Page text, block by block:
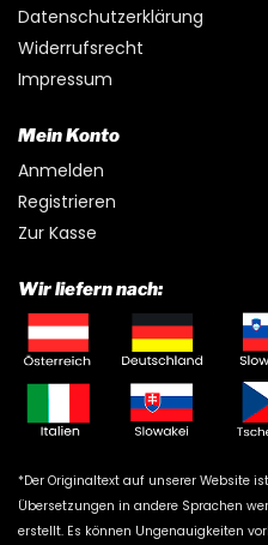
Datenschutzerklärung
Widerrufsrecht
Impressum
Mein Konto
Anmelden
Registrieren
Zur Kasse
Wir liefern nach:
*Der Originaltext auf unserer Website
Übersetzungen in andere Sprachen
erstellt. Es können Ungenauigkeiten